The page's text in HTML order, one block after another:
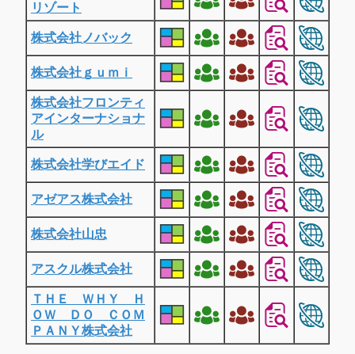
リゾート
株式会社ノバック
株式会社ｇｕｍｉ
株式会社フロンティ
アインターナショナ
ル
株式会社学びエイド
アゼアス株式会社
株式会社山忠
アスクル株式会社
ＴＨＥ ＷＨＹ Ｈ
ＯＷ ＤＯ ＣＯＭ
ＰＡＮＹ株式会社